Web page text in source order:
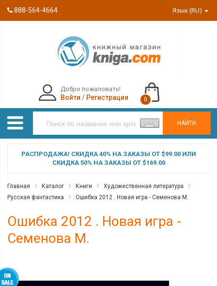
888-564-4664 Язык (RU)
НАЙТИ
Добро пожаловать!
Войти / Регистрация 0
РАСПРОДАЖА! СКИДКА 40% НА ЗАКАЗЫ ОТ $99.00 ИЛИ
СКИДКА 50% НА ЗАКАЗЫ ОТ $169.00
Главная Каталог Книги
Художественная литература
Русская фантастика
Ошибка 2012 . Новая игра - Семенова М.
Ошибка 2012 . Новая игра -
Семенова М.